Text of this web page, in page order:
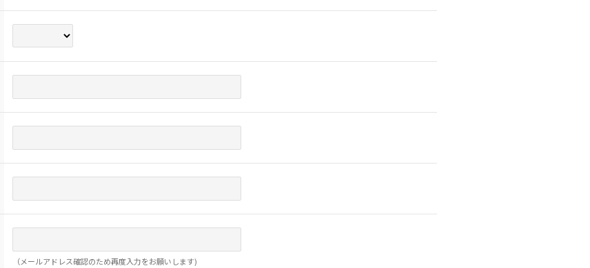
（メールアドレス確認のため再度入力をお願いします)